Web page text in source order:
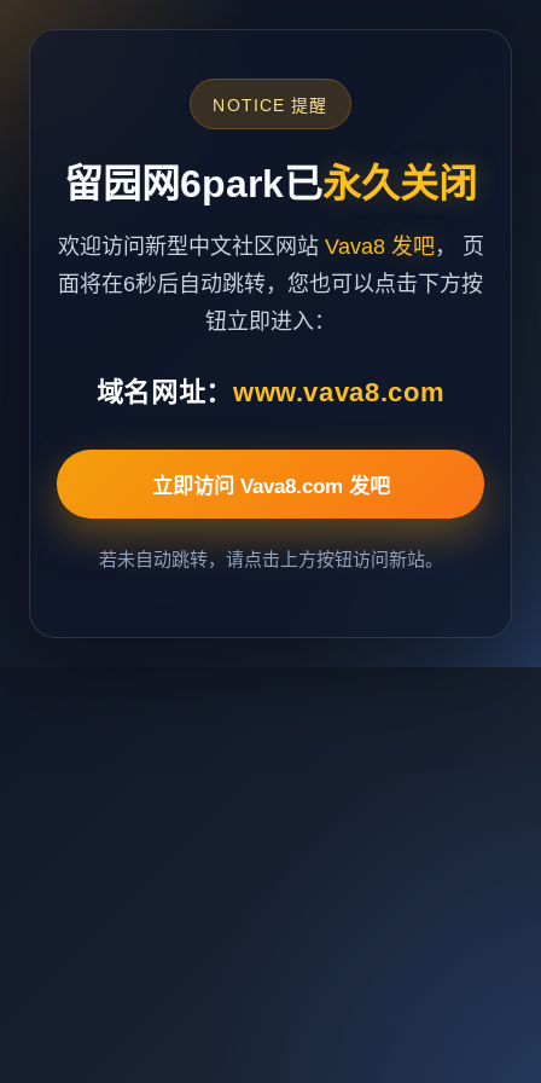
NOTICE 提醒
留园网6park已永久关闭
欢迎访问新型中文社区网站 Vava8 发吧， 页
面将在6秒后自动跳转，您也可以点击下方按
钮立即进入：
域名网址： www.vava8.com
立即访问 Vava8.com 发吧
若未自动跳转，请点击上方按钮访问新站。